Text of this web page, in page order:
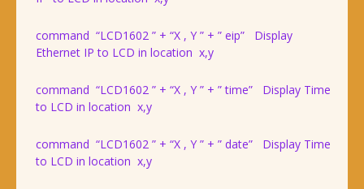
command “LCD1602 ” + “X , Y ” + ” eip” Display
Ethernet IP to LCD in location x,y
command “LCD1602 ” + “X , Y ” + ” time” Display Time
to LCD in location x,y
command “LCD1602 ” + “X , Y ” + ” date” Display Time
to LCD in location x,y